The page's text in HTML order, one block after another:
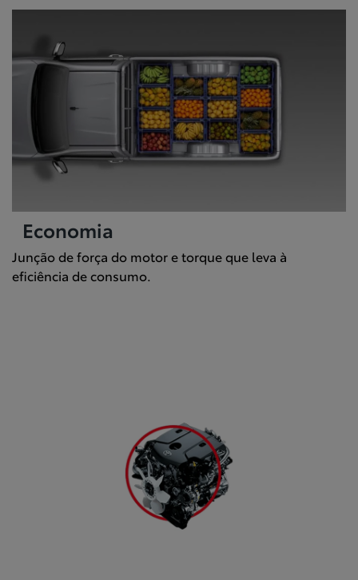
Economia
Junção de força do motor e torque que leva à
eficiência de consumo.